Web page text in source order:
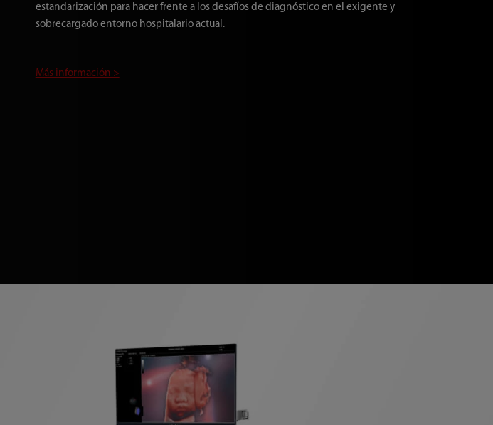
estandarización para hacer frente a los desafíos de diagnóstico en el exigente y
sobrecargado entorno hospitalario actual.
Más información >